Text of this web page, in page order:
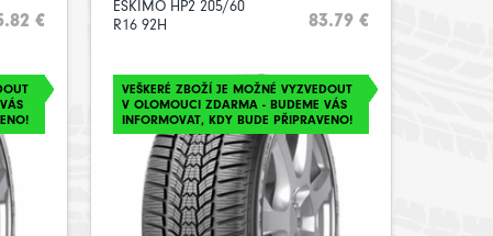
€
ESKIMO HP2 205/60
R16 92H
83.79 €
VEŠKERÉ ZBOŽÍ JE MOŽNÉ VYZVEDOUT
V OLOMOUCI ZDARMA - BUDEME VÁS
INFORMOVAT, KDY BUDE PŘIPRAVENO!